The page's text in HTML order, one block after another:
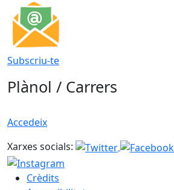
Subscriu-te
Plànol / Carrers
Accedeix
Xarxes socials:
Crèdits